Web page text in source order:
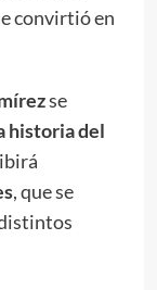
convirtió en
se
historia del
, que se